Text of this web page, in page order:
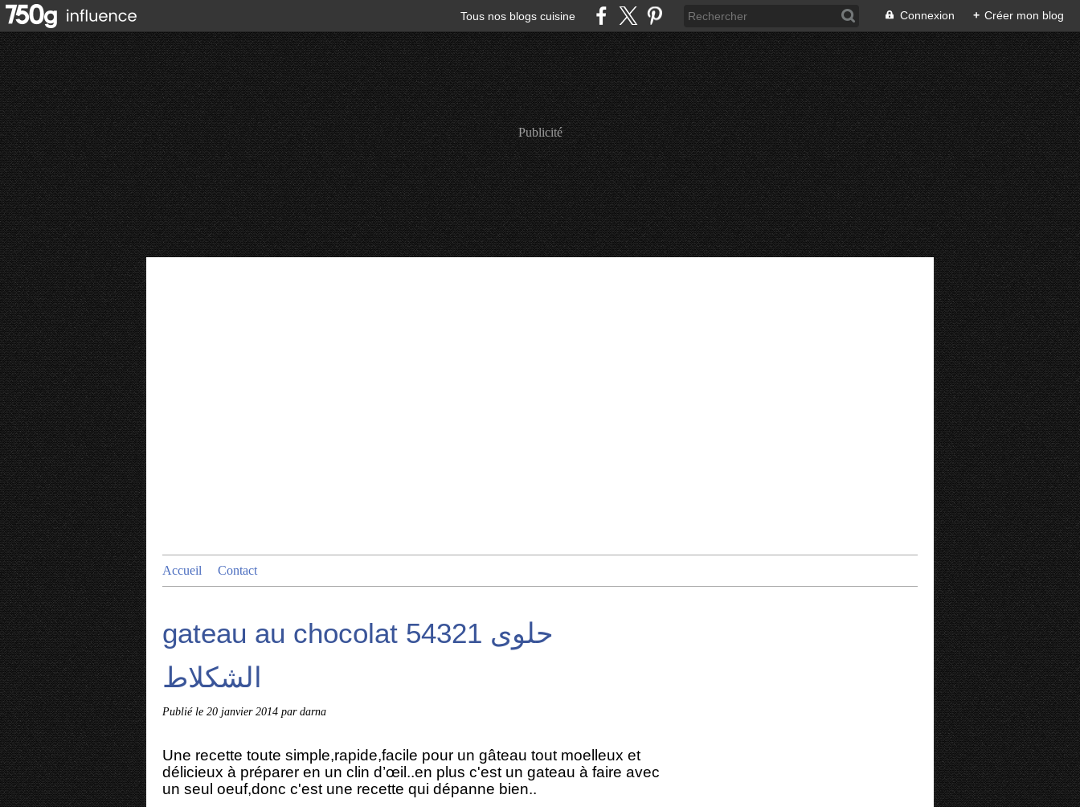
Tous nos blogs cuisine Connexion + Créer mon blog
Publicité
Accueil Contact
gateau au chocolat 54321 حلوى
الشكلاط
Publié le 20 janvier 2014 par darna
Une recette toute simple,rapide,facile pour un gâteau tout moelleux et
délicieux à préparer en un clin d’œil..en plus c'est un gateau à faire avec
un seul oeuf,donc c'est une recette qui dépanne bien..